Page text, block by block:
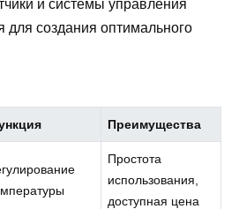
и системы управления
для создания оптимального
Преимущества
Простота
использования,
доступная цена